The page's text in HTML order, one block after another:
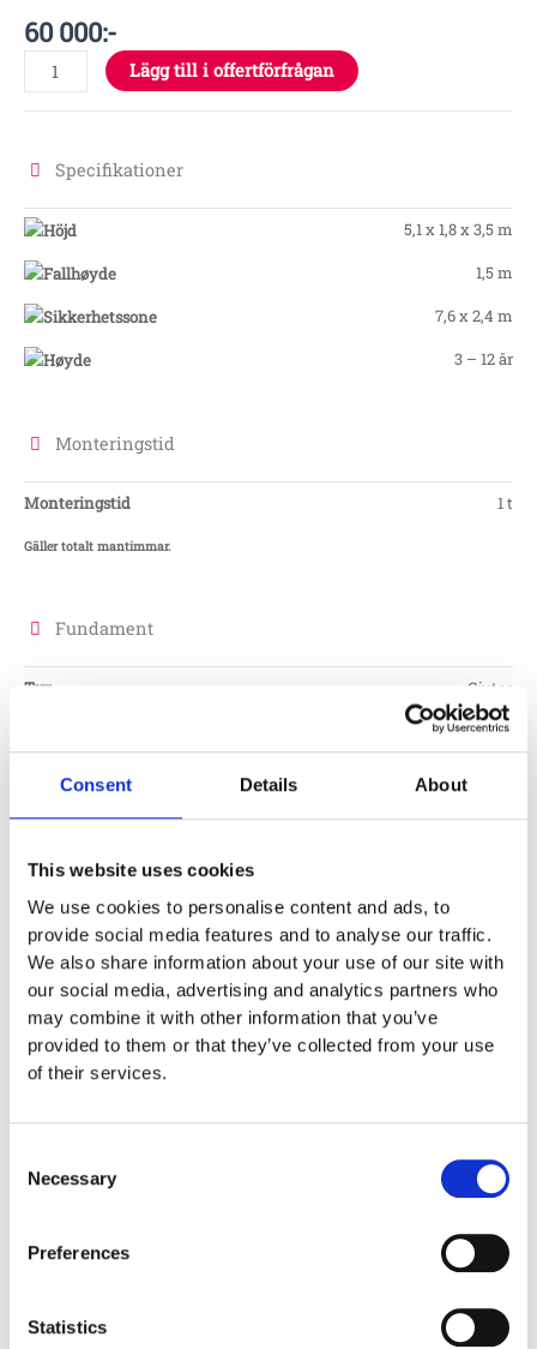
Consent Details About
This website uses cookies
We use cookies to personalise content and ads, to
provide social media features and to analyse our traffic.
We also share information about your use of our site with
our social media, advertising and analytics partners who
may combine it with other information that you’ve
provided to them or that they’ve collected from your use
of their services.
Selection
Necessary
Preferences
Statistics
60 000:-
Lägg till i offertförfrågan
Specifikationer
5,1 x 1,8 x 3,5 m
1,5 m
7,6 x 2,4 m
3 – 12 år
Monteringstid
Monteringstid 1 t
Gäller totalt mantimmar.
Fundament
Typ Gjutes
Material
Garantivillkor
20 år garanti gäller:
material – produktionsfel på komponenter av aluminium
för produkter producerad från Söve. T.ex. aluminiumstolpar.
material – produktionsfel på delar av robinia från Europlay